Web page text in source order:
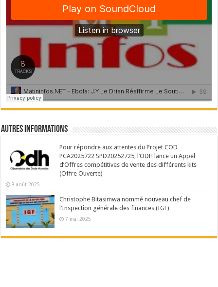
Autres Informations
Pour répondre aux attentes du Projet COD
PCA2025722 SPD20252725, l’ODH lance un Appel
d’Offres compétitives de vente des différents kits
(Offre Ouverte)
8 août 2025
Christophe Bitasimwa nommé nouveau chef de
l’Inspection générale des finances (IGF)
7 mai 2025